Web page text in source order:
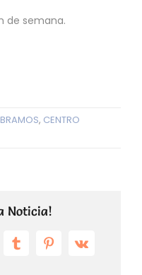
de semana.
, CENTRO
Noticia!
TumblrPinterest
Vk